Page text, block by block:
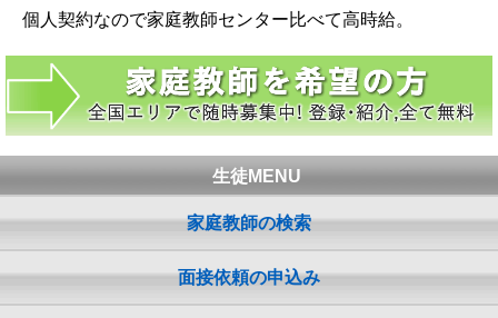
個人契約なので家庭教師センター比べて高時給。
生徒MENU
家庭教師の検索
面接依頼の申込み